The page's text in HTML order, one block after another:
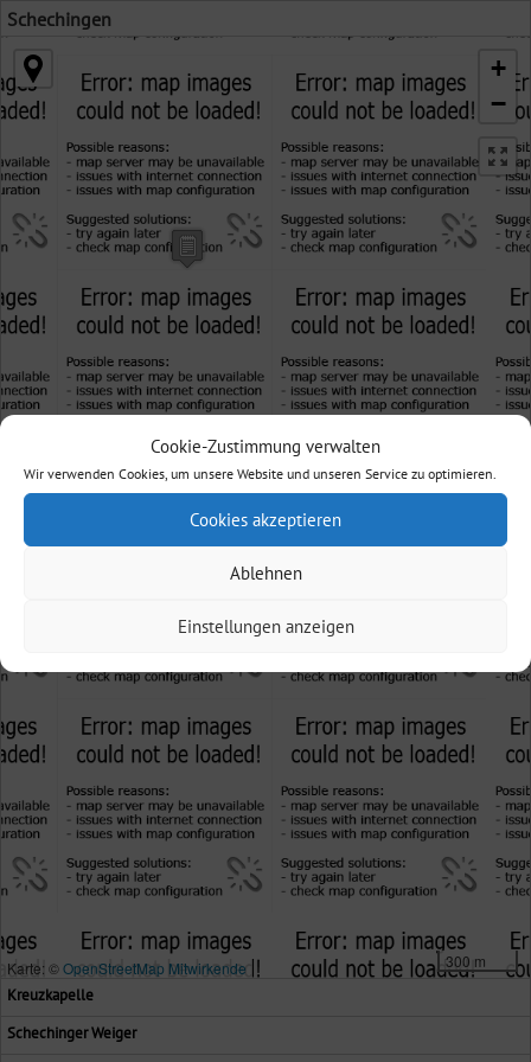
Cookie-Zustimmung verwalten
Wir verwenden Cookies, um unsere Website und unseren Service zu optimieren.
Cookies akzeptieren
Ablehnen
Einstellungen anzeigen
Schechingen
+
−
Karte: ©OpenStreetMap Mitwirkende
300 m
Kreuzkapelle
Schechinger Weiger